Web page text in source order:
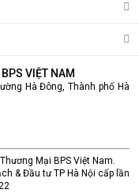
VIỆT NAM
Hà Đông, Thành phố Hà
Mại BPS Việt Nam.
& Đầu tư TP Hà Nội cấp lần